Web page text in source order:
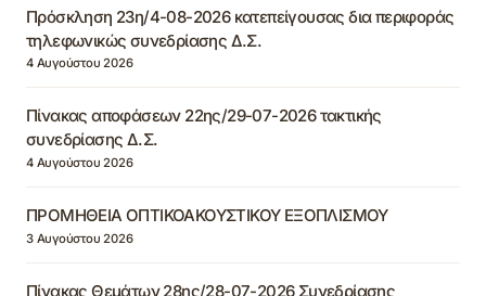
Πρόσκληση 23η/4-08-2026 κατεπείγουσας δια περιφοράς
τηλεφωνικώς συνεδρίασης Δ.Σ.
4 Αυγούστου 2026
Πίνακας αποφάσεων 22ης/29-07-2026 τακτικής
συνεδρίασης Δ.Σ.
4 Αυγούστου 2026
ΠΡΟΜΗΘΕΙΑ ΟΠΤΙΚΟΑΚΟΥΣΤΙΚΟΥ ΕΞΟΠΛΙΣΜΟΥ
3 Αυγούστου 2026
Πίνακας Θεμάτων 28ης/28-07-2026 Συνεδρίασης